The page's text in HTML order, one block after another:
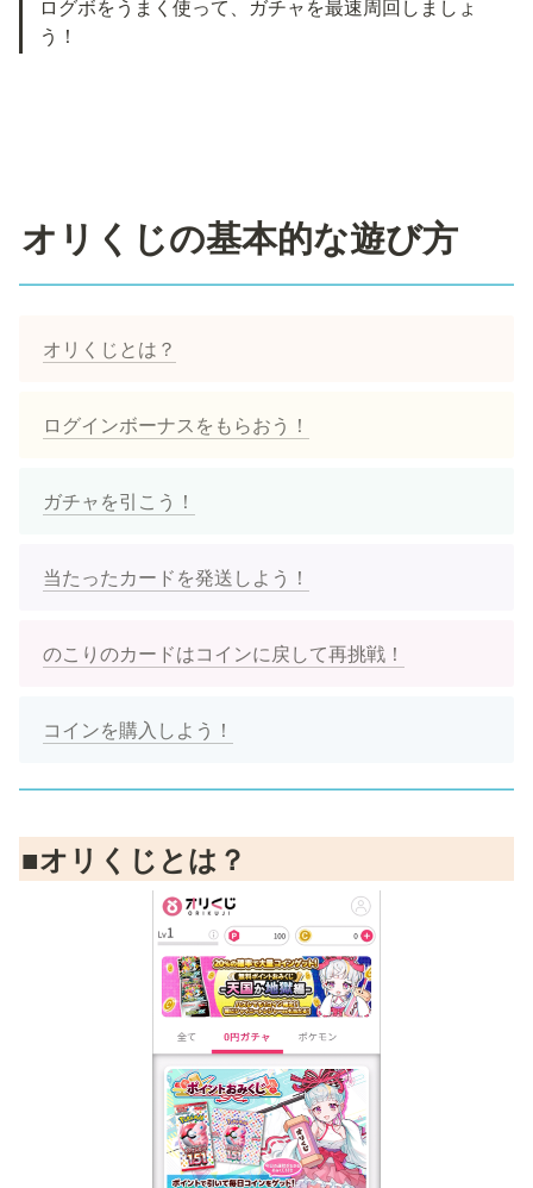
ログボをうまく使って、ガチャを最速周回しましょ
う！
オリくじの基本的な遊び方
オリくじとは？
ログインボーナスをもらおう！
ガチャを引こう！
当たったカードを発送しよう！
のこりのカードはコインに戻して再挑戦！
コインを購入しよう！
■オリくじとは？